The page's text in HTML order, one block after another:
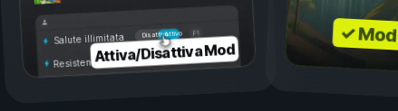
Attivo
Disattivo
Salute illimitata
Resistenza illimitata
Attiva/Disattiva Mod
✓